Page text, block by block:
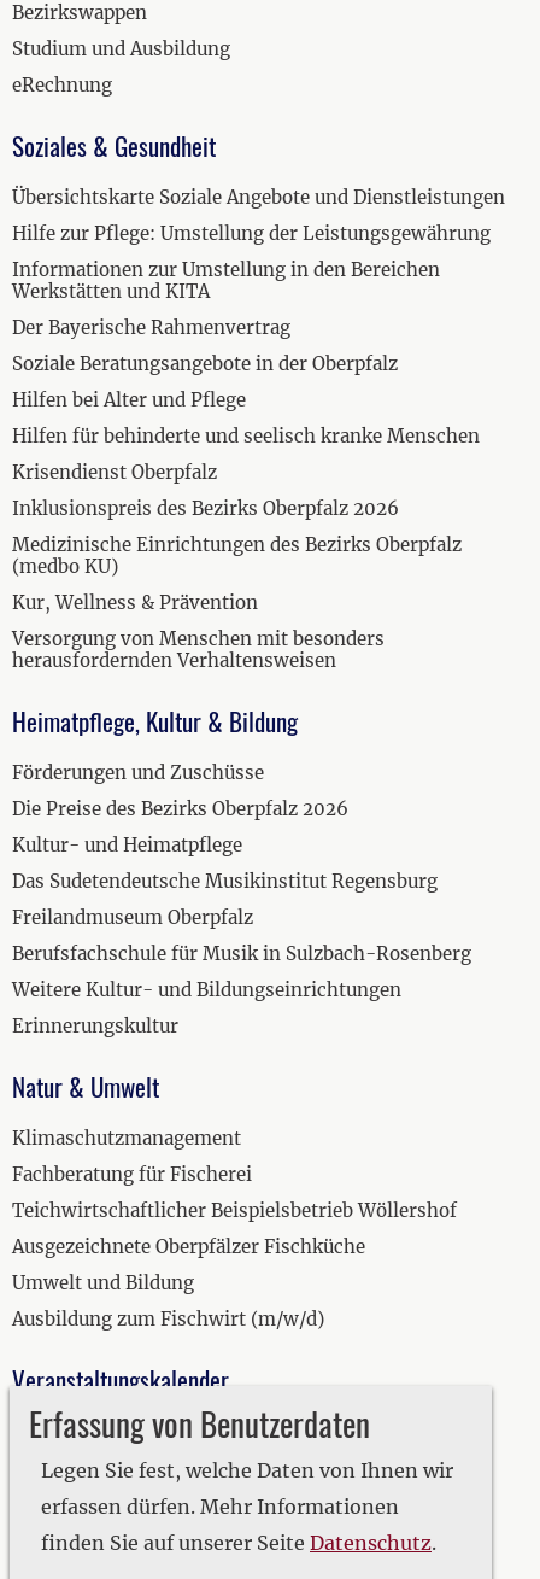
Erfassung von Benutzerdaten
Legen Sie fest, welche Daten von Ihnen wir
erfassen dürfen. Mehr Informationen
finden Sie auf unserer Seite Datenschutz.
Bezirkswappen
Studium und Ausbildung
eRechnung
Soziales & Gesundheit
Übersichtskarte Soziale Angebote und Dienstleistungen
Hilfe zur Pflege: Umstellung der Leistungsgewährung
Informationen zur Umstellung in den Bereichen
Werkstätten und KITA
Der Bayerische Rahmenvertrag
Soziale Beratungsangebote in der Oberpfalz
Hilfen bei Alter und Pflege
Hilfen für behinderte und seelisch kranke Menschen
Krisendienst Oberpfalz
Inklusionspreis des Bezirks Oberpfalz 2026
Medizinische Einrichtungen des Bezirks Oberpfalz
(medbo KU)
Kur, Wellness & Prävention
Versorgung von Menschen mit besonders
herausfordernden Verhaltensweisen
Heimatpflege, Kultur & Bildung
Förderungen und Zuschüsse
Die Preise des Bezirks Oberpfalz 2026
Kultur- und Heimatpflege
Das Sudetendeutsche Musikinstitut Regensburg
Freilandmuseum Oberpfalz
Berufsfachschule für Musik in Sulzbach-Rosenberg
Weitere Kultur- und Bildungseinrichtungen
Erinnerungskultur
Natur & Umwelt
Klimaschutzmanagement
Fachberatung für Fischerei
Teichwirtschaftlicher Beispielsbetrieb Wöllershof
Ausgezeichnete Oberpfälzer Fischküche
Umwelt und Bildung
Ausbildung zum Fischwirt (m/w/d)
Veranstaltungskalender
2019
2020
2021
2022